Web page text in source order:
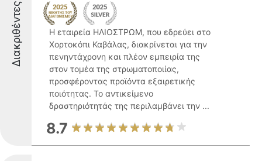
Διακριθέντες
Η εταιρεία ΗΛΙΟΣΤΡΩΜ, που εδρεύει στο
Χορτοκόπι Καβάλας, διακρίνεται για την
πενηντάχρονη και πλέον εμπειρία της
στον τομέα της στρωματοποιίας,
προσφέροντας προϊόντα εξαιρετικής
ποιότητας. Το αντικείμενο
δραστηριότητάς της περιλαμβάνει την ...
8.7